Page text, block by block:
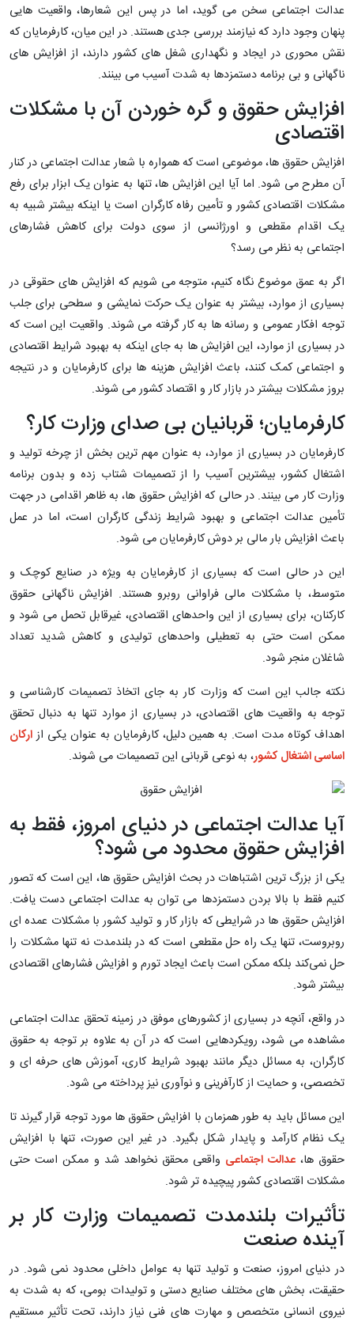
عدالت اجتماعی سخن می ‌گوید، اما در پس این شعارها، واقعیت‌ هایی
پنهان وجود دارد که نیازمند بررسی جدی هستند. در این میان، کارفرمایان که
نقش محوری در ایجاد و نگهداری شغل ‌های کشور دارند، از افزایش ‌های
ناگهانی و بی ‌برنامه دستمزدها به شدت آسیب می ‌بینند.
افزایش حقوق و گره‌ خوردن آن با مشکلات
اقتصادی
افزایش حقوق‌ ها، موضوعی است که همواره با شعار عدالت اجتماعی در کنار
آن مطرح می ‌شود. اما آیا این افزایش ‌ها، تنها به ‌عنوان یک ابزار برای رفع
مشکلات اقتصادی کشور و تأمین رفاه کارگران است یا اینکه بیشتر شبیه به
یک اقدام مقطعی و اورژانسی از سوی دولت برای کاهش فشارهای
اجتماعی به نظر می ‌رسد؟
اگر به عمق موضوع نگاه کنیم، متوجه می ‌شویم که افزایش های حقوقی در
بسیاری از موارد، بیشتر به ‌عنوان یک حرکت نمایشی و سطحی برای جلب
توجه افکار عمومی و رسانه ‌ها به کار گرفته می ‌شوند. واقعیت این است که
در بسیاری از موارد، این افزایش ‌ها به ‌جای اینکه به بهبود شرایط اقتصادی
و اجتماعی کمک کنند، باعث افزایش هزینه‌ ها برای کارفرمایان و در نتیجه
بروز مشکلات بیشتر در بازار کار و اقتصاد کشور می ‌شوند.
کارفرمایان؛ قربانیان بی ‌صدای وزارت کار؟
کارفرمایان در بسیاری از موارد، به ‌عنوان مهم ‌ترین بخش از چرخه تولید و
اشتغال کشور، بیشترین آسیب را از تصمیمات شتاب ‌زده و بدون برنامه
وزارت کار می ‌بینند. در حالی که افزایش حقوق‌ ها، به ‌ظاهر اقدامی در جهت
تأمین عدالت اجتماعی و بهبود شرایط زندگی کارگران است، اما در عمل
باعث افزایش بار مالی بر دوش کارفرمایان می ‌شود.
این در حالی است که بسیاری از کارفرمایان به ‌ویژه در صنایع کوچک و
متوسط، با مشکلات مالی فراوانی روبرو هستند. افزایش ناگهانی حقوق
کارکنان، برای بسیاری از این واحدهای اقتصادی، غیرقابل تحمل می ‌شود و
ممکن است حتی به تعطیلی واحدهای تولیدی و کاهش شدید تعداد
شاغلان منجر شود.
نکته جالب این است که وزارت کار به ‌جای اتخاذ تصمیمات کارشناسی و
توجه به واقعیت ‌های اقتصادی، در بسیاری از موارد تنها به دنبال تحقق
اهداف کوتاه ‌مدت است. به همین دلیل، کارفرمایان به‌ عنوان یکی ازارکان
اساسی اشتغال کشور، به نوعی قربانی این تصمیمات می ‌شوند.
آیا عدالت اجتماعی در دنیای امروز، فقط به
افزایش حقوق محدود می‌ شود؟
یکی از بزرگ ‌ترین اشتباهات در بحث افزایش حقوق ‌ها، این است که تصور
کنیم فقط با بالا بردن دستمزدها می ‌توان به عدالت اجتماعی دست یافت.
افزایش حقوق ‌ها در شرایطی که بازار کار و تولید کشور با مشکلات عمده ‌ای
روبروست، تنها یک راه‌ حل مقطعی است که در بلندمدت نه‌ تنها مشکلات را
حل نمی‌کند بلکه ممکن است باعث ایجاد تورم و افزایش فشارهای اقتصادی
بیشتر شود.
در واقع، آنچه در بسیاری از کشورهای موفق در زمینه تحقق عدالت اجتماعی
مشاهده می ‌شود، رویکردهایی است که در آن به علاوه بر توجه به حقوق
کارگران، به مسائل دیگر مانند بهبود شرایط کاری، آموزش‌ های حرفه ‌ای و
تخصصی، و حمایت از کارآفرینی و نوآوری نیز پرداخته می ‌شود.
این مسائل باید به ‌طور همزمان با افزایش حقوق ‌ها مورد توجه قرار گیرند تا
یک نظام کارآمد و پایدار شکل بگیرد. در غیر این صورت، تنها با افزایش
حقوق ‌ها،عدالت اجتماعی واقعی محقق نخواهد شد و ممکن است حتی
مشکلات اقتصادی کشور پیچیده ‌تر شود.
تأثیرات بلندمدت تصمیمات وزارت کار بر
آینده صنعت
در دنیای امروز، صنعت و تولید تنها به عوامل داخلی محدود نمی ‌شود. در
حقیقت، بخش ‌های مختلف صنایع دستی و تولیدات بومی، که به شدت به
نیروی انسانی متخصص و مهارت‌ های فنی نیاز دارند، تحت تأثیر مستقیم